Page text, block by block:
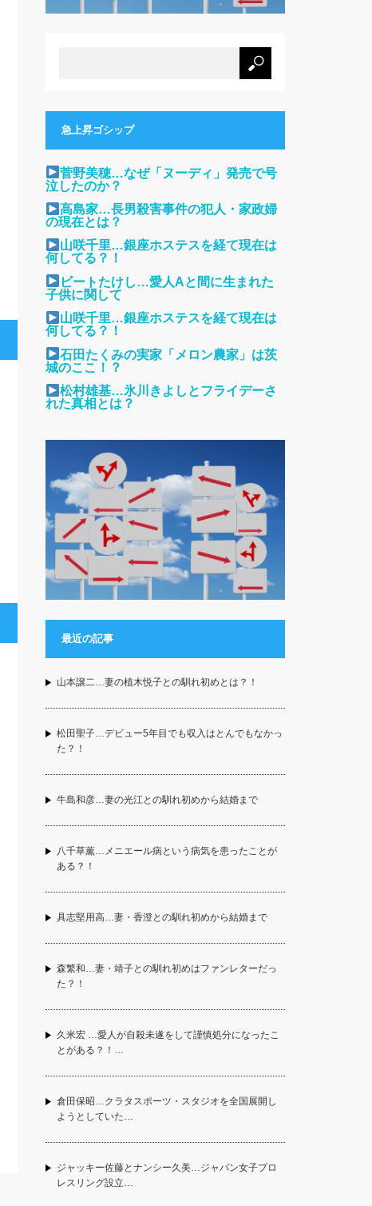
急上昇ゴシップ
菅野美穂…なぜ「ヌーディ」発売で号
泣したのか？
高島家…長男殺害事件の犯人・家政婦
の現在とは？
山咲千里…銀座ホステスを経て現在は
何してる？！
ビートたけし…愛人Aと間に生まれた
子供に関して
山咲千里…銀座ホステスを経て現在は
何してる？！
石田たくみの実家「メロン農家」は茨
城のここ！？
松村雄基…氷川きよしとフライデーさ
れた真相とは？
最近の記事
山本譲二…妻の植木悦子との馴れ初めとは？！
松田聖子…デビュー5年目でも収入はとんでもなかっ
た？！
牛島和彦…妻の光江との馴れ初めから結婚まで
八千草薫…メニエール病という病気を患ったことが
ある？！
具志堅用高…妻・香澄との馴れ初めから結婚まで
森繁和…妻・靖子との馴れ初めはファンレターだっ
た？！
久米宏 …愛人が自殺未遂をして謹慎処分になったこ
とがある？！…
倉田保昭…クラタスポーツ・スタジオを全国展開し
ようとしていた…
ジャッキー佐藤とナンシー久美…ジャパン女子プロ
レスリング設立…